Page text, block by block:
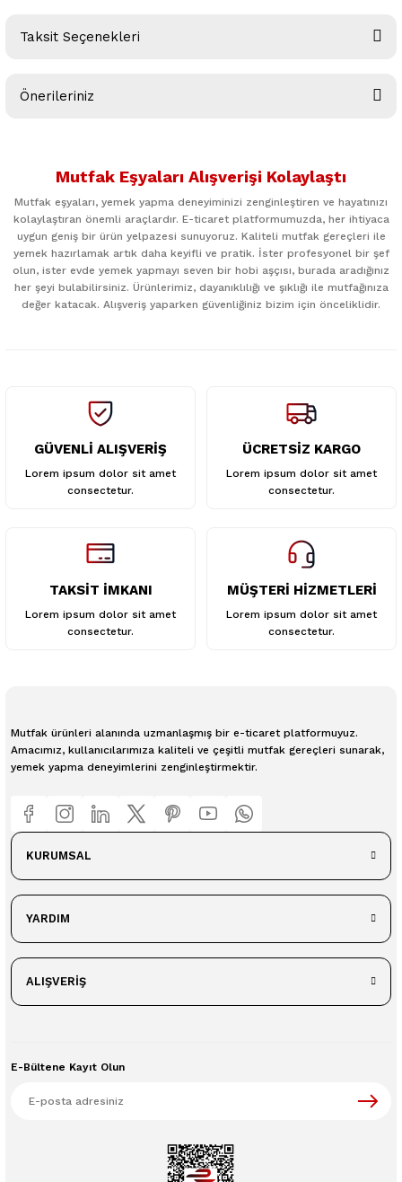
Taksit Seçenekleri
Önerileriniz
kullanarak tarafımıza iletebilirsiniz.
Ürün resmi kalitesiz, bozuk veya görüntülenemiyor.
Ürün bilgilerinde hatalar bulunuyor.
Ürün fiyatı diğer sitelerden daha pahalı.
Mutfak Eşyaları Alışverişi Kolaylaştı
Mutfak eşyaları, yemek yapma deneyiminizi zenginleştiren ve hayatınızı
kolaylaştıran önemli araçlardır. E-ticaret platformumuzda, her ihtiyaca
uygun geniş bir ürün yelpazesi sunuyoruz. Kaliteli mutfak gereçleri ile
yemek hazırlamak artık daha keyifli ve pratik. İster profesyonel bir şef
olun, ister evde yemek yapmayı seven bir hobi aşçısı, burada aradığınız
her şeyi bulabilirsiniz. Ürünlerimiz, dayanıklılığı ve şıklığı ile mutfağınıza
değer katacak. Alışveriş yaparken güvenliğiniz bizim için önceliklidir.
GÜVENLİ ALIŞVERİŞ
Lorem ipsum dolor sit amet
consectetur.
ÜCRETSİZ KARGO
Lorem ipsum dolor sit amet
consectetur.
TAKSİT İMKANI
Lorem ipsum dolor sit amet
consectetur.
MÜŞTERİ HİZMETLERİ
Lorem ipsum dolor sit amet
consectetur.
Mutfak ürünleri alanında uzmanlaşmış bir e-ticaret platformuyuz.
Amacımız, kullanıcılarımıza kaliteli ve çeşitli mutfak gereçleri sunarak,
yemek yapma deneyimlerini zenginleştirmektir.
KURUMSAL
YARDIM
ALIŞVERİŞ
E-Bültene Kayıt Olun